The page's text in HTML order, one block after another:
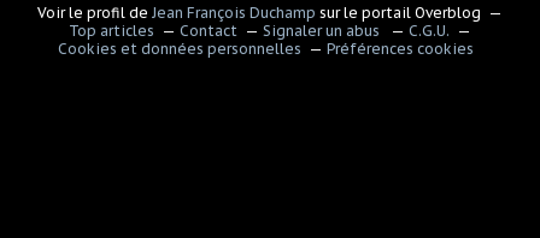
Voir le profil de Jean François Duchamp sur le portail Overblog
Top articles
Contact Signaler un abus
C.G.U.
Cookies et données personnelles
Préférences cookies